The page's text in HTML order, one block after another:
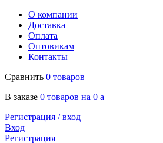
О компании
Доставка
Оплата
Оптовикам
Контакты
Сравнить 0 товаров
В заказе 0 товаров на 0 a
Регистрация /вход
Вход
Регистрация